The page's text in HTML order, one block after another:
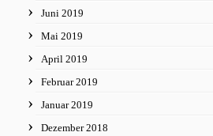
Juni 2019
Mai 2019
April 2019
Februar 2019
Januar 2019
Dezember 2018